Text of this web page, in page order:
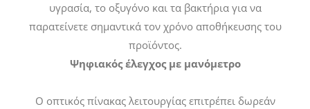
υγρασία, το οξυγόνο και τα βακτήρια για να
παρατείνετε σημαντικά τον χρόνο αποθήκευσης του
προϊόντος.
Ψηφιακός έλεγχος με μανόμετρο
Ο οπτικός πίνακας λειτουργίας επιτρέπει δωρεάν